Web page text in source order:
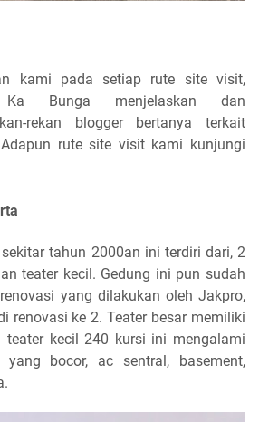
kami pada setiap rute site visit,
Bunga menjelaskan dan
rekan blogger bertanya terkait
rute site visit kami kunjungi
tahun 2000an ini terdiri dari, 2
teater kecil. Gedung ini pun sudah
yang dilakukan oleh Jakpro,
renovasi ke 2. Teater besar memiliki
teater kecil 240 kursi ini mengalami
bocor, ac sentral, basement,